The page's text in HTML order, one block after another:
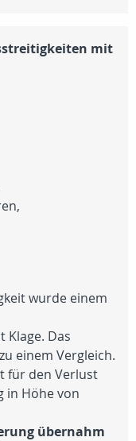
mit
wurde einem
Klage. Das
einem Vergleich.
für den Verlust
in Höhe von
übernahm